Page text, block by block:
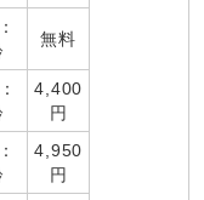
無料
4,400
円
4,950
円